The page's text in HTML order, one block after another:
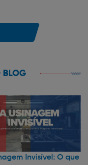
BLOG
Invisível: O que